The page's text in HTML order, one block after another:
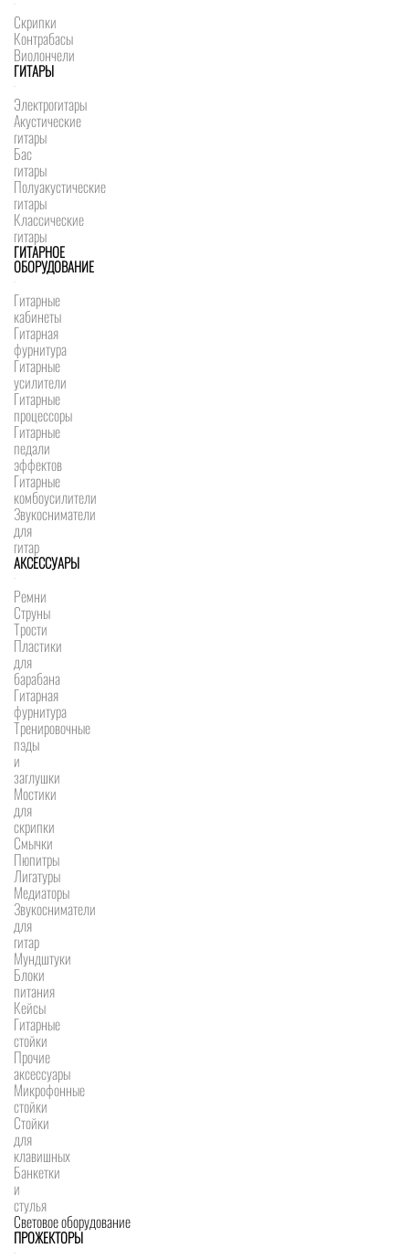
Скрипки
Контрабасы
Виолончели
ГИТАРЫ
Электрогитары
Акустические
гитары
Бас
гитары
Полуакустические
гитары
Классические
гитары
ГИТАРНОЕ
ОБОРУДОВАНИЕ
Гитарные
кабинеты
Гитарная
фурнитура
Гитарные
усилители
Гитарные
процессоры
Гитарные
педали
эффектов
Гитарные
комбоусилители
Звукосниматели
для
гитар
АКСЕССУАРЫ
Ремни
Струны
Трости
Пластики
для
барабана
Гитарная
фурнитура
Тренировочные
пэды
и
заглушки
Мостики
для
скрипки
Смычки
Пюпитры
Лигатуры
Медиаторы
Звукосниматели
для
гитар
Мундштуки
Блоки
питания
Кейсы
Гитарные
стойки
Прочие
аксессуары
Микрофонные
стойки
Стойки
для
клавишных
Банкетки
и
стулья
Световое оборудование
ПРОЖЕКТОРЫ